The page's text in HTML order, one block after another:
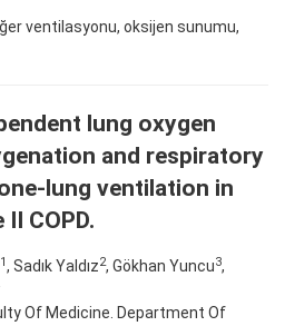
ventilasyonu, oksijen sunumu,
lung oxygen
and respiratory
lung ventilation in
COPD.
1, Sadık Yaldız2, Gökhan Yuncu3,
Of Medicine. Department Of